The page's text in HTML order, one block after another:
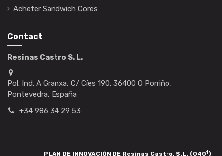
Acheter Sandwich Cores
Contact
Resinas Castro S. L.
Pol. Ind. A Granxa, C/ Cíes 190, 36400 O Porriño,
Pontevedra, España
+34 986 34 29 53
PLAN DE INNOVACIÓN DE Resinas Castro, S.L. (0401)